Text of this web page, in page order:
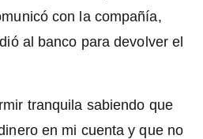
con la compañía,
al banco para devolver el
tranquila sabiendo que
en mi cuenta y que no